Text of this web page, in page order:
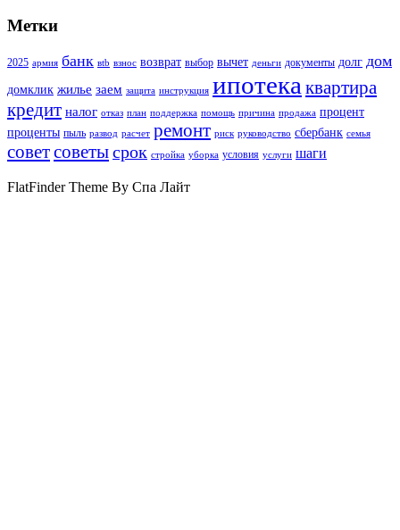
Метки
2025 армия банк вtb взнос возврат выбор вычет деньги документы долг дом
домклик жилье заем защита инструкция ипотекаквартира
кредит налог отказ план поддержка помощь причина продажа процент
проценты пыль развод расчет ремонт риск руководство сбербанк семья
советсоветысрок стройка уборка условия услуги шаги
FlatFinder Theme By Спа Лайт